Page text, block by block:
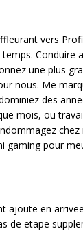
vers
Conduire
une plus
nous. Me
des
mois, ou
chez
gaming pour
ajoute en
de etape